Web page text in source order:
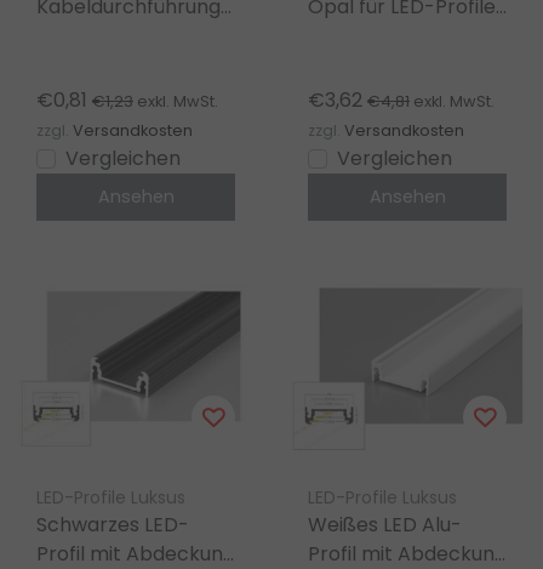
Kabeldurchführung
€0,81 €1,23 exkl. MwSt.
zzgl. Versandkosten
Vergleichen
Ansehen
Opal für LED-Profile
€3,62 €4,81 exkl. MwSt.
zzgl. Versandkosten
Vergleichen
Ansehen
LED-Profile Luksus
Schwarzes LED-
Profil mit Abdeckung
LED-Profile Luksus
Weißes LED Alu-
Profil mit Abdeckung